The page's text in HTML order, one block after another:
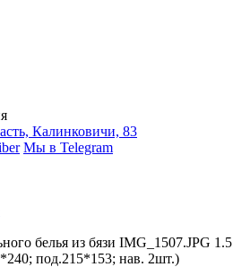
Калинковичи, 83
Мы в Telegram
белья из бязи IMG_1507.JPG 1.5
под.215*153; нав. 2шт.)